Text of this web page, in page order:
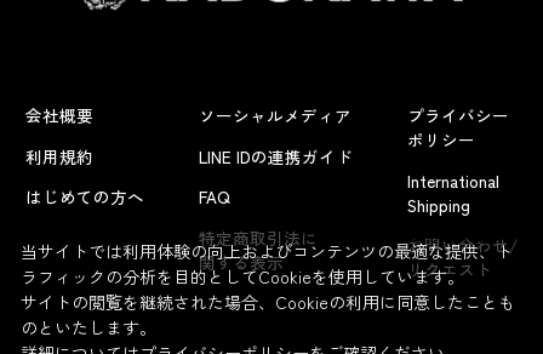
よくあるお問い合わせ
会社概要
利用規約
はじめての方へ
ソーシャルメディア
LINE IDの連携ガイド
FAQ
特定商取引法に
関する表示
プライバシー
ポリシー
International
Shipping
お問い合わせ/
リクエスト
当サイトでは利用体験の向上およびコンテンツの最適な提供、ト
ラフィックの分析を目的としてCookieを使用しています。
サイトの閲覧を継続された場合、Cookieの利用に同意したことも
のといたします。